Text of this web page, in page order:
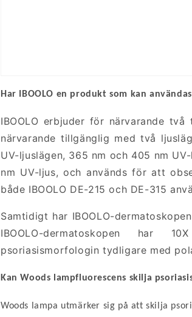
Har IBOOLO en produktsom kan
IBOOLO erbjuder för närvarande två
närvarande tillgänglig med två
UV-ljuslägen, 365 nm och 405 nm
nm UV-ljus, och används för att
både IBOOLO DE-215 och DE-315
Samtidigt har IBOOLO-dermatoskopen
IBOOLO-dermatoskopen har
psoriasismorfologin tydligare med
Kan Woods lampfluorescens skilja
Woods lampa utmärker sig på att skilja